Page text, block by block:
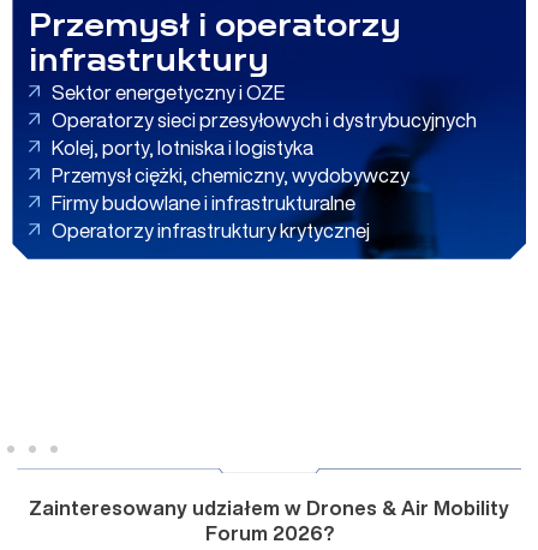
Przemysł i operatorzy
infrastruktury
Sektor energetyczny i OZE
Operatorzy sieci przesyłowych i dystrybucyjnych
Kolej, porty, lotniska i logistyka
Przemysł ciężki, chemiczny, wydobywczy
Firmy budowlane i infrastrukturalne
Operatorzy infrastruktury krytycznej
Zainteresowany udziałem w Drones & Air Mobility
Forum 2026?